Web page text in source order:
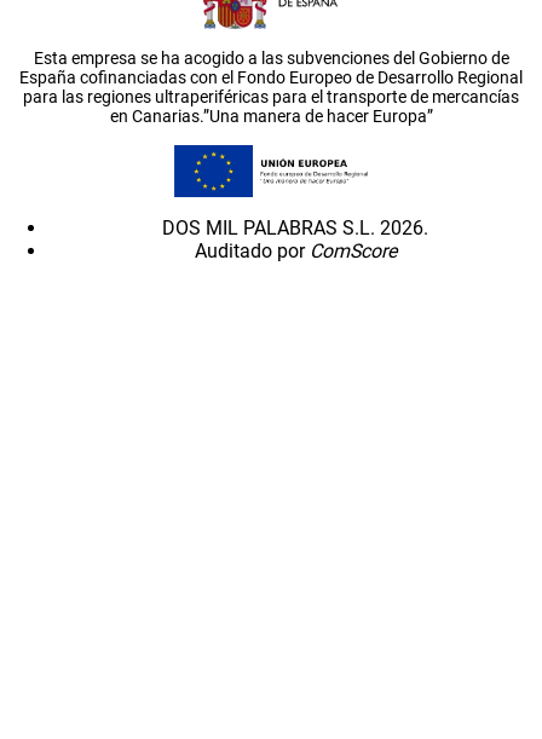
Esta empresa se ha acogido a las subvenciones del Gobierno de
España cofinanciadas con el Fondo Europeo de Desarrollo Regional
para las regiones ultraperiféricas para el transporte de mercancías
en Canarias.”Una manera de hacer Europa”
DOS MIL PALABRAS S.L. 2026.
Auditado por ComScore